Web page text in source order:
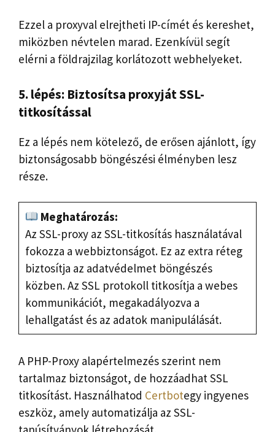
Ezzel a proxyval elrejtheti IP-címét és kereshet,
miközben névtelen marad. Ezenkívül segít
elérni a földrajzilag korlátozott webhelyeket.
5. lépés: Biztosítsa proxyját SSL-
titkosítással
Ez a lépés nem kötelező, de erősen ajánlott, így
biztonságosabb böngészési élményben lesz
része.
Meghatározás:
Az SSL-proxy az SSL-titkosítás használatával
fokozza a webbiztonságot. Ez az extra réteg
biztosítja az adatvédelmet böngészés
közben. Az SSL protokoll titkosítja a webes
kommunikációt, megakadályozva a
lehallgatást és az adatok manipulálását.
A PHP-Proxy alapértelmezés szerint nem
tartalmaz biztonságot, de hozzáadhat SSL
titkosítást. Használhatod Certbotegy ingyenes
eszköz, amely automatizálja az SSL-